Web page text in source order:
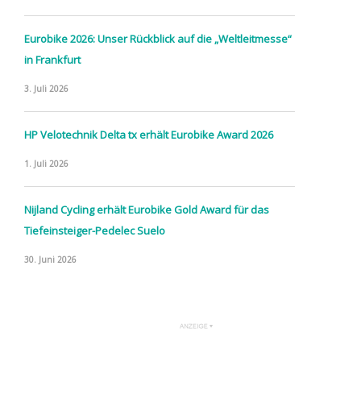
Eurobike 2026: Unser Rückblick auf die „Weltleitmesse“
in Frankfurt
3. Juli 2026
HP Velotechnik Delta tx erhält Eurobike Award 2026
1. Juli 2026
Nijland Cycling erhält Eurobike Gold Award für das
Tiefeinsteiger-Pedelec Suelo
30. Juni 2026